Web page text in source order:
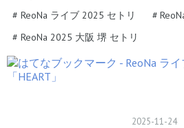
# ReoNa ライブ 2025 セトリ #
# ReoNa 2025 大阪 堺 セトリ
2025-11-24